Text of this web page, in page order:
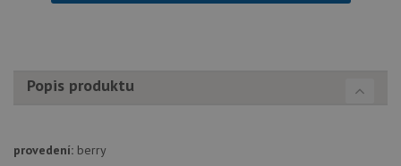
Popis produktu
provedení: berry